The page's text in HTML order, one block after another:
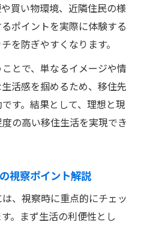
悔を防ぐ情報収集のポイ
グから学ぶ視察での注意
た候補地の現実的な選び
活かした移住術
制度を有効活用する方
補助を受けるための視察
買い物環境、近隣住民の様
ポイントを実際に体験する
を防ぎやすくなります。
とで、単なるイメージや情
活感を掴めるため、移住先
す。結果として、理想と現
の高い移住生活を実現でき
視察ポイント解説
、視察時に重点的にチェッ
。まず生活の利便性とし